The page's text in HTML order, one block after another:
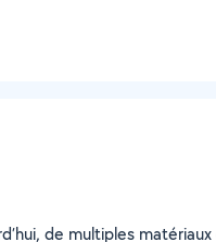
de multiples